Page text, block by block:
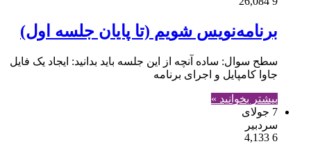
برنامه‌نویس شویم (تا پایان جلسه اول)
سطح سوال: ساده آنچه از این جلسه باید بدانید: ایجاد یک فایل
جاوا کامپایل و اجرای برنامه
بیشتر بخوانید »
7 جولای
سردبیر
6